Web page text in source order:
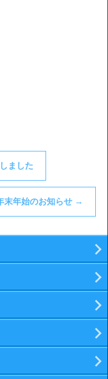
ました
末年始のお知らせ →